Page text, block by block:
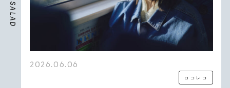
S
A
L
A
D
2026.06.06
ロコレコ